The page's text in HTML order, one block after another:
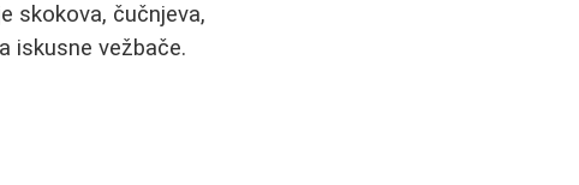
skokova, čučnjeva,
iskusne vežbače.